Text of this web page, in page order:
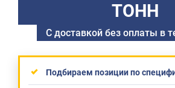
ТОНН
С доставкой без оплаты в
Подбираем позиции по